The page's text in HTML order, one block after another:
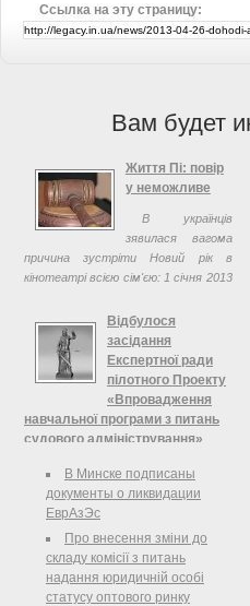
Ссылка на эту страницу:
Вам будет
Життя Пі: повір
у неможливе
В українців
зявилася вагома
причина зустріти Новий рік в
кінотеатрі всією сім'єю: 1 січня 2013
з'явиться пригодницький трилер
Життя Пі у форматі 3D.
Відбулося
засідання
Експертної ради
пілотного Проекту
«Впровадження
навчальної програми з питань
судового адміністрування»
8 лютого 2013 року в приміщенні
Державної судової адміністрації
України відбулося чергове засідання
«Впровадження навчальної
програми з питань судового
адміністрування». ...
В Минске подписаны
документы о ликвидации
ЕврАзЭс
Про внесення зміни до
складу комісії з питань
надання юридичній особі
статусу оптового ринку